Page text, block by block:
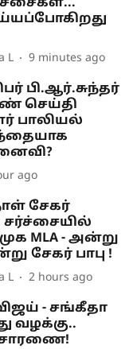
L 9 minutes ago
பி.ஆர்.சுந்தர்
செய்தி
பாலியல்
ago
சேகர்
: சர்ச்சையில்
MLA - அன்று
சேகர் பாபு !
L 2 hours ago
- சங்கீதா
வழக்கு..